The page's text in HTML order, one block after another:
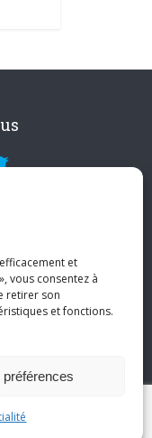
et
vous consentez à
retirer son
et fonctions.
préférences